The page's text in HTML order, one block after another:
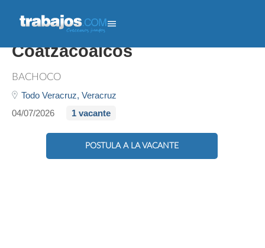
Entrenando Jefe Ventas -
Coatzacoalcos
BACHOCO
Todo Veracruz, Veracruz
04/07/2026
1 vacante
POSTULA A LA VACANTE